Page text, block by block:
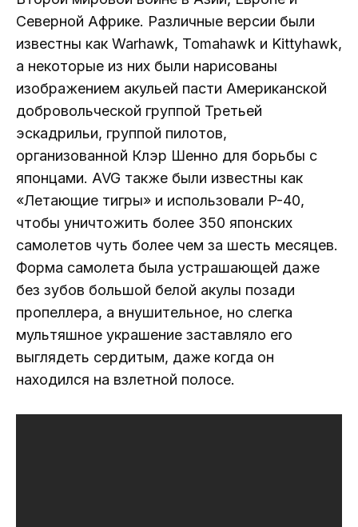
Северной Африке. Различные версии были
известны как Warhawk, Tomahawk и Kittyhawk,
а некоторые из них были нарисованы
изображением акульей пасти Американской
добровольческой группой Третьей
эскадрильи, группой пилотов,
организованной Клэр Шенно для борьбы с
японцами. AVG также были известны как
«Летающие тигры» и использовали P-40,
чтобы уничтожить более 350 японских
самолетов чуть более чем за шесть месяцев.
Форма самолета была устрашающей даже
без зубов большой белой акулы позади
пропеллера, а внушительное, но слегка
мультяшное украшение заставляло его
выглядеть сердитым, даже когда он
находился на взлетной полосе.